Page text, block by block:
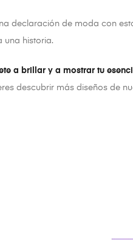
declaración de moda con
una historia.
a brillar y a mostrar tu
descubrir más diseños de